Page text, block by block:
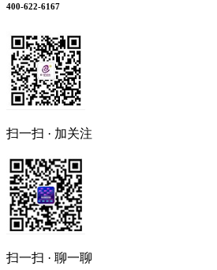
400-622-6167
扫一扫 · 加关注
扫一扫 · 聊一聊